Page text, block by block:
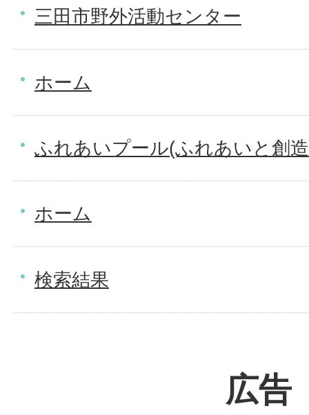
三田市野外活動センター
ホーム
ふれあいプール(ふれあいと創
ホーム
検索結果
広告